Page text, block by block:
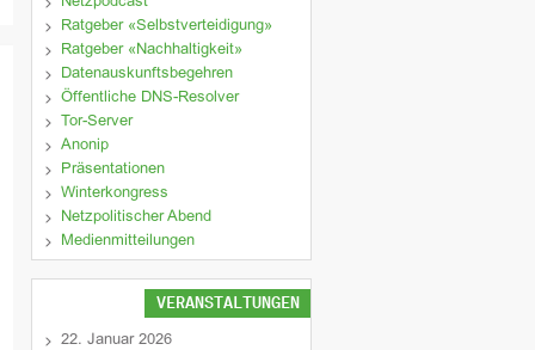
Netzpodcast
Ratgeber «Selbstverteidigung»
Ratgeber «Nachhaltigkeit»
Datenauskunftsbegehren
Öffentliche DNS-Resolver
Tor-Server
Anonip
Präsentationen
Winterkongress
Netzpolitischer Abend
Medienmitteilungen
VERANSTALTUNGEN
22. Januar 2026